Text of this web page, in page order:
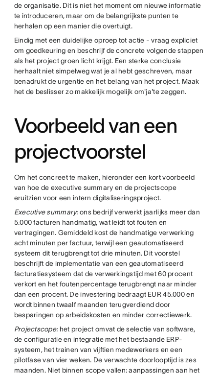
de organisatie. Dit is niet het moment om nieuwe informatie
te introduceren, maar om de belangrijkste punten te
herhalen op een manier die overtuigt.
Eindig met een duidelijke oproep tot actie - vraag expliciet
om goedkeuring en beschrijf de concrete volgende stappen
als het project groen licht krijgt. Een sterke conclusie
herhaalt niet simpelweg wat je al hebt geschreven, maar
benadrukt de urgentie en het belang van het project. Maak
het de beslisser zo makkelijk mogelijk om'ja'te zeggen.
Voorbeeld van een
projectvoorstel
Om het concreet te maken, hieronder een kort voorbeeld
van hoe de executive summary en de projectscope
eruitzien voor een intern digitaliseringsproject.
Executive summary:ons bedrijf verwerkt jaarlijks meer dan
5.000 facturen handmatig, wat leidt tot fouten en
vertragingen. Gemiddeld kost de handmatige verwerking
acht minuten per factuur, terwijl een geautomatiseerd
systeem dit terugbrengt tot drie minuten. Dit voorstel
beschrijft de implementatie van een geautomatiseerd
facturatiesysteem dat de verwerkingstijd met 60 procent
verkort en het foutenpercentage terugbrengt naar minder
dan een procent. De investering bedraagt EUR 45.000 en
wordt binnen twaalf maanden terugverdiend door
besparingen op arbeidskosten en minder correctiewerk.
Projectscope:het project omvat de selectie van software,
de configuratie en integratie met het bestaande ERP-
systeem, het trainen van vijftien medewerkers en een
pilotfase van vier weken. De verwachte doorlooptijd is zes
maanden. Niet binnen scope vallen: aanpassingen aan het